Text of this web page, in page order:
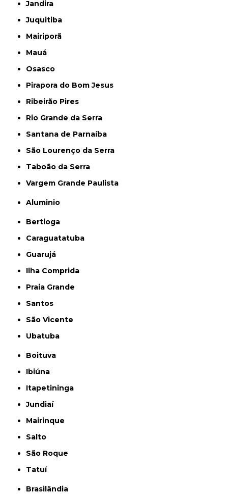
Jandira
Juquitiba
Mairiporã
Mauá
Osasco
Pirapora do Bom Jesus
Ribeirão Pires
Rio Grande da Serra
Santana de Parnaíba
São Lourenço da Serra
Taboão da Serra
Vargem Grande Paulista
Aluminio
Bertioga
Caraguatatuba
Guarujá
Ilha Comprida
Praia Grande
Santos
São Vicente
Ubatuba
Boituva
Ibiúna
Itapetininga
Jundiaí
Mairinque
Salto
São Roque
Tatuí
Brasilândia